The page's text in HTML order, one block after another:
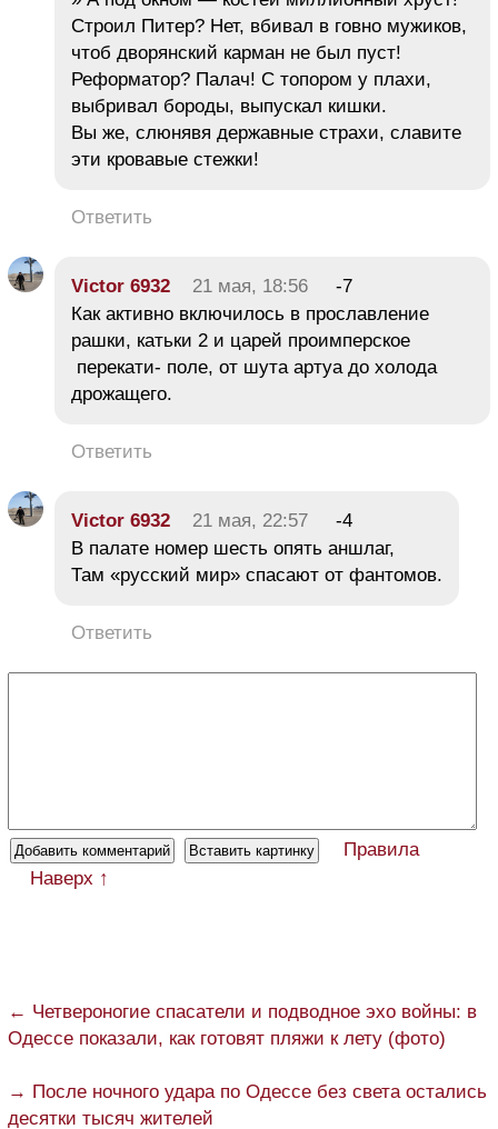
Строил Питер? Нет, вбивал в говно мужиков,
чтоб дворянский карман не был пуст!
Реформатор? Палач! С топором у плахи,
выбривал бороды, выпускал кишки.
Вы же, слюнявя державные страхи, славите
эти кровавые стежки!
Ответить
Victor 6932 21 мая, 18:56
-7
Как активно включилось в прославление
рашки, катьки 2 и царей проимперское
перекати- поле, от шута артуа до холода
дрожащего.
Ответить
Victor 6932 21 мая, 22:57
-4
В палате номер шесть опять аншлаг,
Там «русский мир» спасают от фантомов.
Ответить
Правила
Наверх ↑
← Четвероногие спасатели и подводное эхо войны: в
Одессе показали, как готовят пляжи к лету (фото)
→ После ночного удара по Одессе без света остались
десятки тысяч жителей